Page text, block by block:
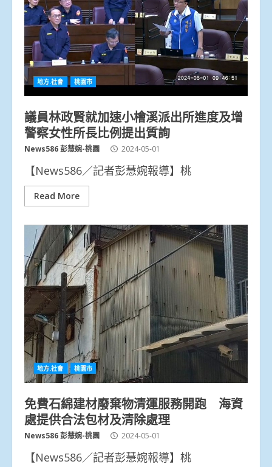
地方.社會 桃園市
議員林政賢就加速小檜溪派出所進度及增
警察女性所長比例提出質詢
News586 彭慧婉-桃園 2024-05-01
【News586／記者彭慧婉報導】桃
Read More
地方.社會 桃園市
免費石綿建材廢棄物清運服務開跑 海資
處提供合法包材及清除處理
News586 彭慧婉-桃園 2024-05-01
【News586／記者彭慧婉報導】桃